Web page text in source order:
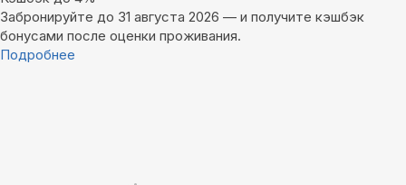
Забронируйте до 31 августа 2026 — и получите кэшбэк
бонусами после оценки проживания.
Подробнее